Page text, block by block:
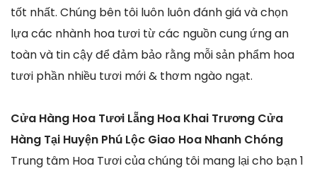
tốt nhất. Chúng bên tôi luôn luôn đánh giá và chọn
lựa các nhành hoa tươi từ các nguồn cung ứng an
toàn và tin cậy để đảm bảo rằng mỗi sản phẩm hoa
tươi phần nhiều tươi mới & thơm ngào ngạt.
Cửa Hàng Hoa Tươi Lẵng Hoa Khai Trương Cửa
Hàng Tại Huyện Phú Lộc Giao Hoa Nhanh Chóng
Trung tâm Hoa Tươi của chúng tôi mang lại cho bạn 1